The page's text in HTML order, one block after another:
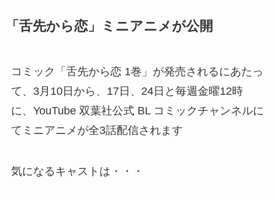
「舌先から恋」ミニアニメが公開
コミック「舌先から恋 1巻」が発売されるにあたっ
て、3月10日から、17日、24日と毎週金曜12時
に、YouTube 双葉社公式 BL コミックチャンネルに
てミニアニメが全3話配信されます
気になるキャストは・・・